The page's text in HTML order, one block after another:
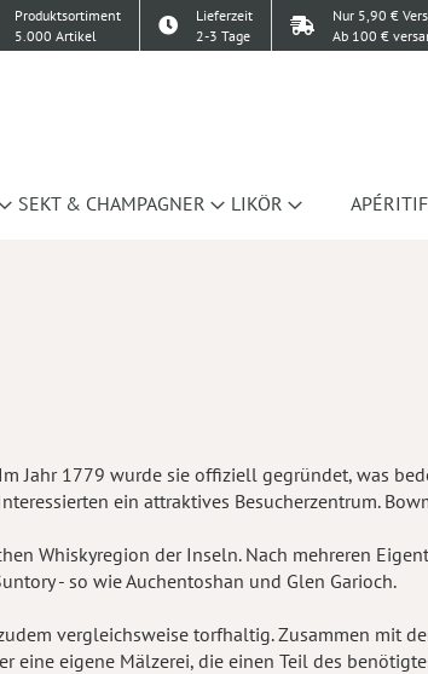
Produktsortiment
5.000 Artikel
Lieferzeit
2-3 Tage
Nur 5,90 €
Ab 100 €
SEKT & CHAMPAGNER LIKÖR APÉRITIF
Jahr 1779 wurde sie offiziell gegründet, was
ein attraktives Besucherzentrum.
Whiskyregion der Inseln. Nach mehreren
- so wie Auchentoshan und Glen Garioch.
vergleichsweise torfhaltig. Zusammen mit
eigene Mälzerei, die einen Teil des